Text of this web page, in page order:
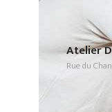
Atelier
Rue du